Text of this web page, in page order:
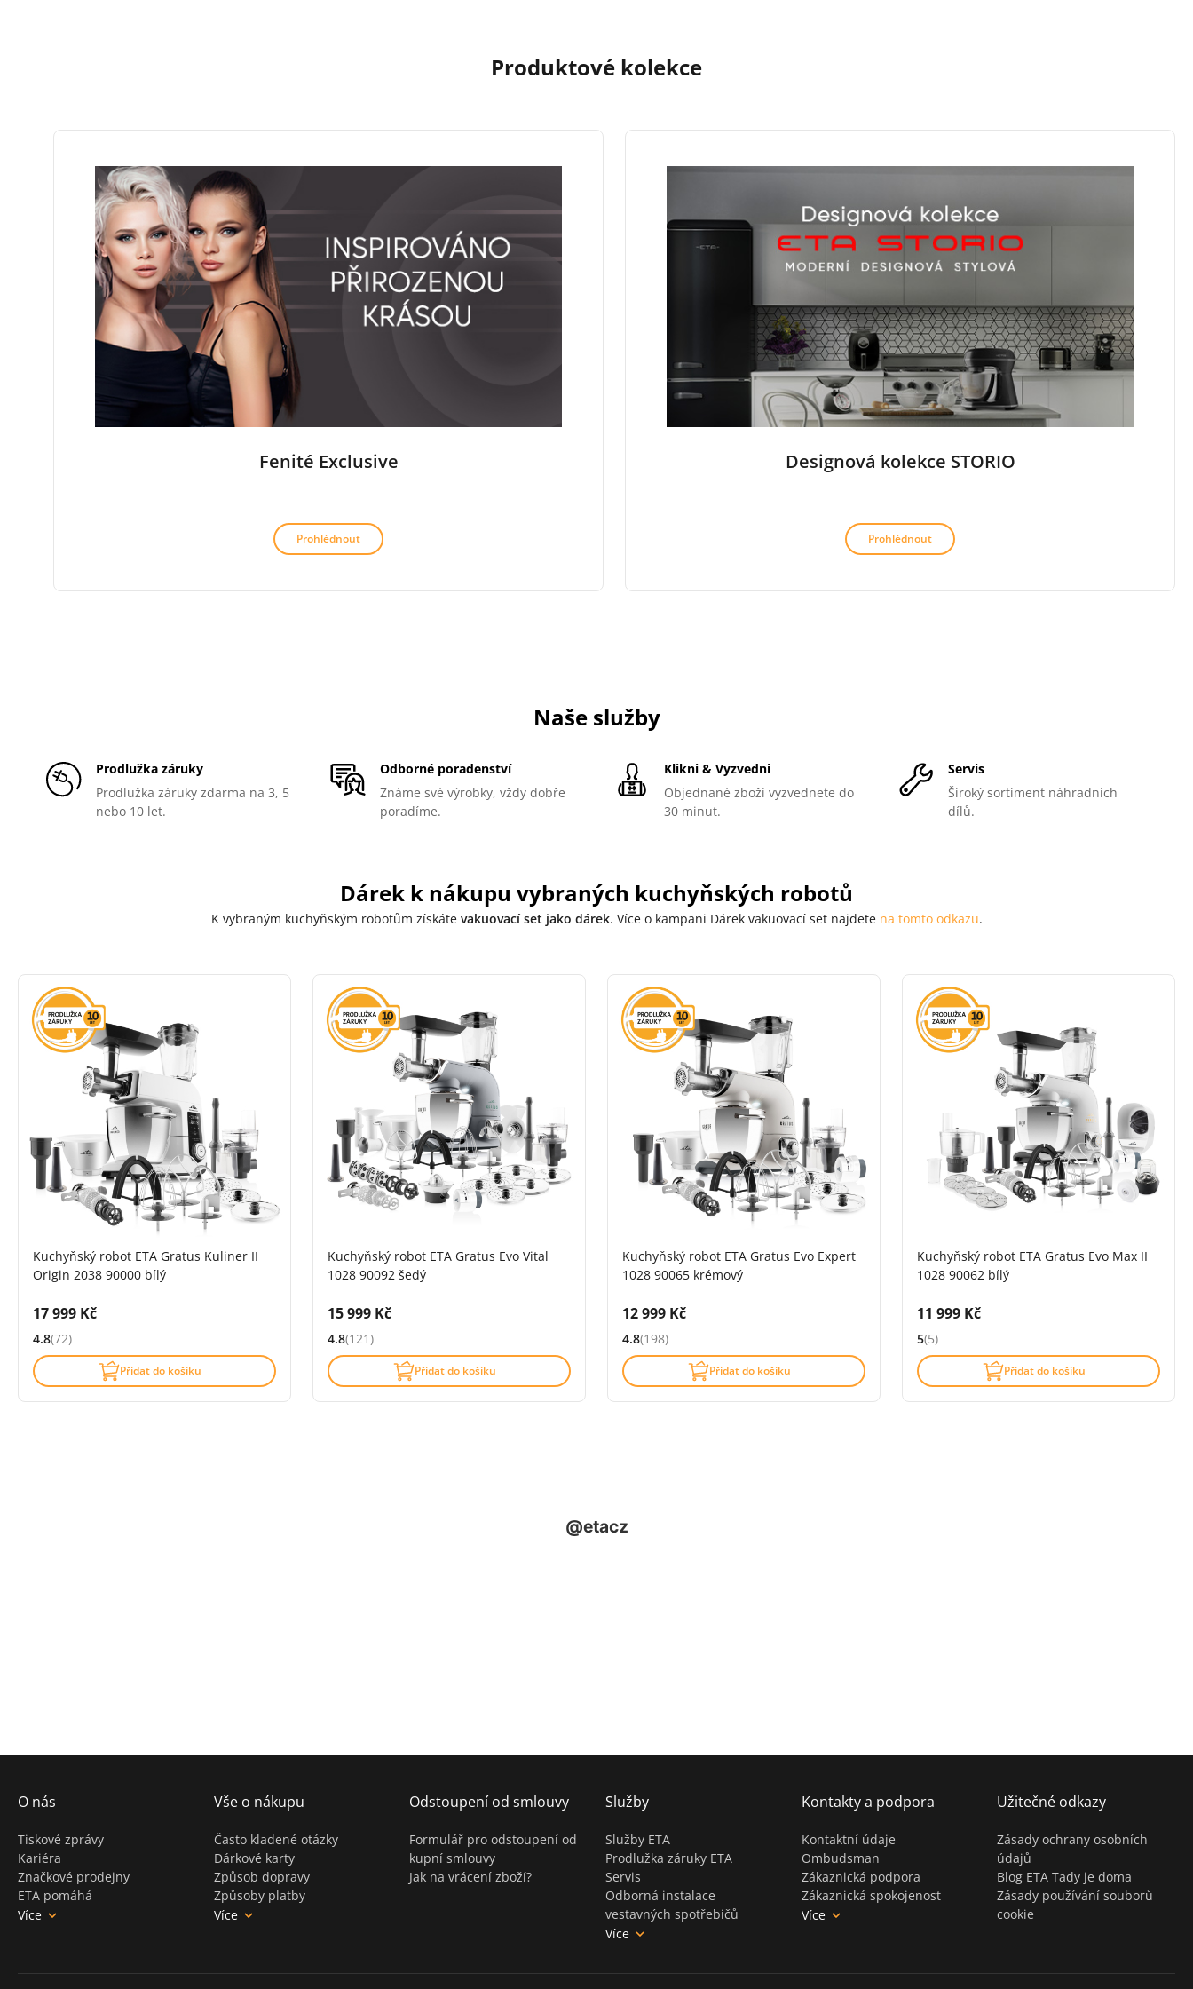
Produktové kolekce
Fenité Exclusive
Prohlédnout
Designová kolekce STORIO
Prohlédnout
Naše služby
Prodlužka záruky
Prodlužka záruky zdarma na 3, 5
nebo 10 let.
Odborné poradenství
Známe své výrobky, vždy dobře
poradíme.
Klikni & Vyzvedni
Objednané zboží vyzvednete do
30 minut.
Servis
Široký sortiment náhradních
dílů.
Dárek k nákupu vybraných kuchyňských robotů
K vybraným kuchyňským robotům získáte vakuovací set jako dárek. Více o kampani Dárek vakuovací set najdete na tomto odkazu.
Kuchyňský robot ETA Gratus Kuliner II
Origin 2038 90000 bílý
Cena s DPH:
17 999 Kč
Hodnocení: 4.8 z 5 (72 recenzí)
4.8(72)
Přidat do košíku
Kuchyňský robot ETA Gratus Evo Vital
1028 90092 šedý
Cena s DPH:
15 999 Kč
Hodnocení: 4.8 z 5 (121 recenzí)
4.8(121)
Přidat do košíku
Kuchyňský robot ETA Gratus Evo Expert
1028 90065 krémový
Cena s DPH:
12 999 Kč
Hodnocení: 4.8 z 5 (198 recenzí)
4.8(198)
Přidat do košíku
Kuchyňský robot ETA Gratus Evo Max II
1028 90062 bílý
Cena s DPH:
11 999 Kč
Hodnocení: 5 z 5 (5 recenzí)
5(5)
Přidat do košíku
O nás
Tiskové zprávy
Kariéra
Značkové prodejny
ETA pomáhá
Více
Vše o nákupu
Často kladené otázky
Dárkové karty
Způsob dopravy
Způsoby platby
Více
Odstoupení od smlouvy
Formulář pro odstoupení od
kupní smlouvy
Jak na vrácení zboží?
Služby
Služby ETA
Prodlužka záruky ETA
Servis
Odborná instalace
vestavných spotřebičů
Více
Kontakty a podpora
Kontaktní údaje
Ombudsman
Zákaznická podpora
Zákaznická spokojenost
Více
Užitečné odkazy
Zásady ochrany osobních
údajů
Blog ETA Tady je doma
Zásady používání souborů
cookie